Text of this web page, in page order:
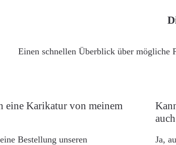
Einen schnellen Überblick über mögliche
eine Karikatur von meinem
Bestellung unseren
Ja,